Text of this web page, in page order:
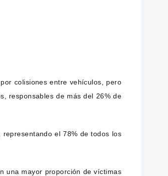
colisiones entre vehículos, pero
responsables de más del 26% de
el 78% de todos los
una mayor proporción de víctimas